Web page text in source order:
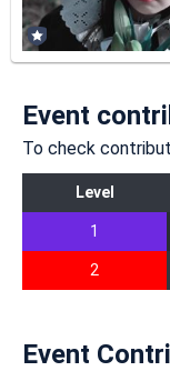
Event
To check
Level
1
2
Event